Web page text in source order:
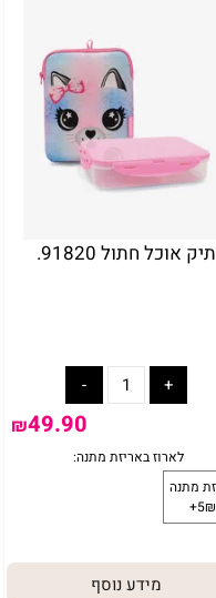
תיק אוכל חתול 91820.
₪49.90
מידע נוסף